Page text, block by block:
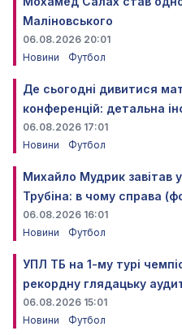
Маліновського
06.08.2026 20:01
Новини
Футбол
Де сьогодні дивитися
конференцій: детальна
06.08.2026 17:01
Новини
Футбол
Михайло Мудрик завітав
Трубіна: в чому справа
06.08.2026 16:01
Новини
Футбол
УПЛ ТБ на 1-му турі
рекордну глядацьку
06.08.2026 15:01
Новини
Футбол